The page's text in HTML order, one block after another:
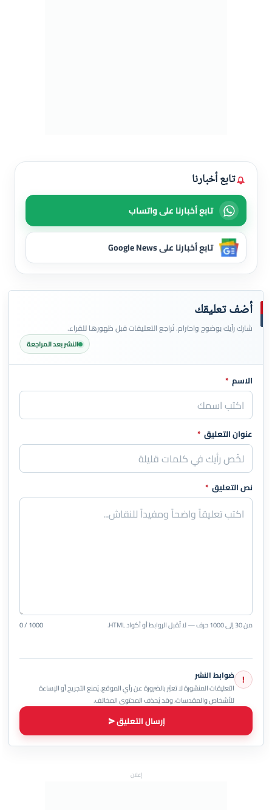
تابع أخبارنا
تابع أخبارنا على واتساب
تابع أخبارنا على Google News
أضف تعليقك
شارك رأيك بوضوح واحترام. تُراجع التعليقات قبل ظهورها للقراء.
النشر بعد المراجعة
اترك هذا الحقل فارغاً
الاسم *
عنوان التعليق *
نص التعليق *
من 30 إلى 1000 حرف — لا تُقبل الروابط أو أكواد HTML. 0 / 1000
! ضوابط النشر
التعليقات المنشورة لا تعبّر بالضرورة عن رأي الموقع. يُمنع التجريح أو الإساءة
للأشخاص والمقدسات، وقد يُحذف المحتوى المخالف.
إرسال التعليق
إعلان